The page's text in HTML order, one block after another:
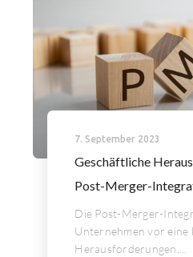
7. September 2023
Geschäftliche
Post-Merger-
Die Post-Merger-
Unternehmen vor eine
Herausforderungen,...